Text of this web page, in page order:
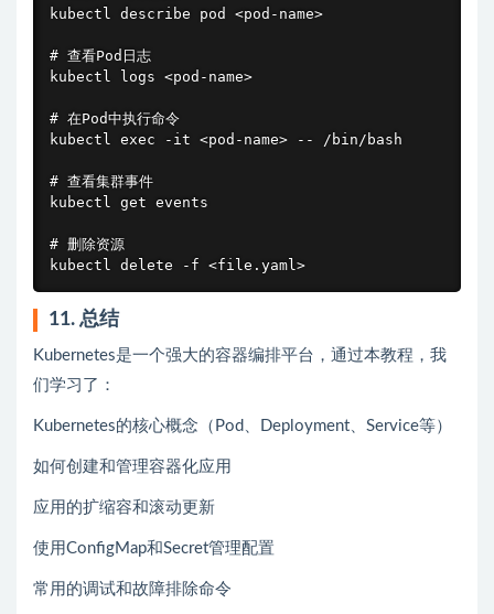
kubectl describe pod <pod-name>
# 查看Pod日志
kubectl logs <pod-name>
# 在Pod中执行命令
kubectl exec -it <pod-name> -- /bin/bash
# 查看集群事件
kubectl get events
# 删除资源
kubectl delete -f <file.yaml>
11. 总结
Kubernetes是一个强大的容器编排平台，通过本教程，我
们学习了：
Kubernetes的核心概念（Pod、Deployment、Service等）
如何创建和管理容器化应用
应用的扩缩容和滚动更新
使用ConfigMap和Secret管理配置
常用的调试和故障排除命令